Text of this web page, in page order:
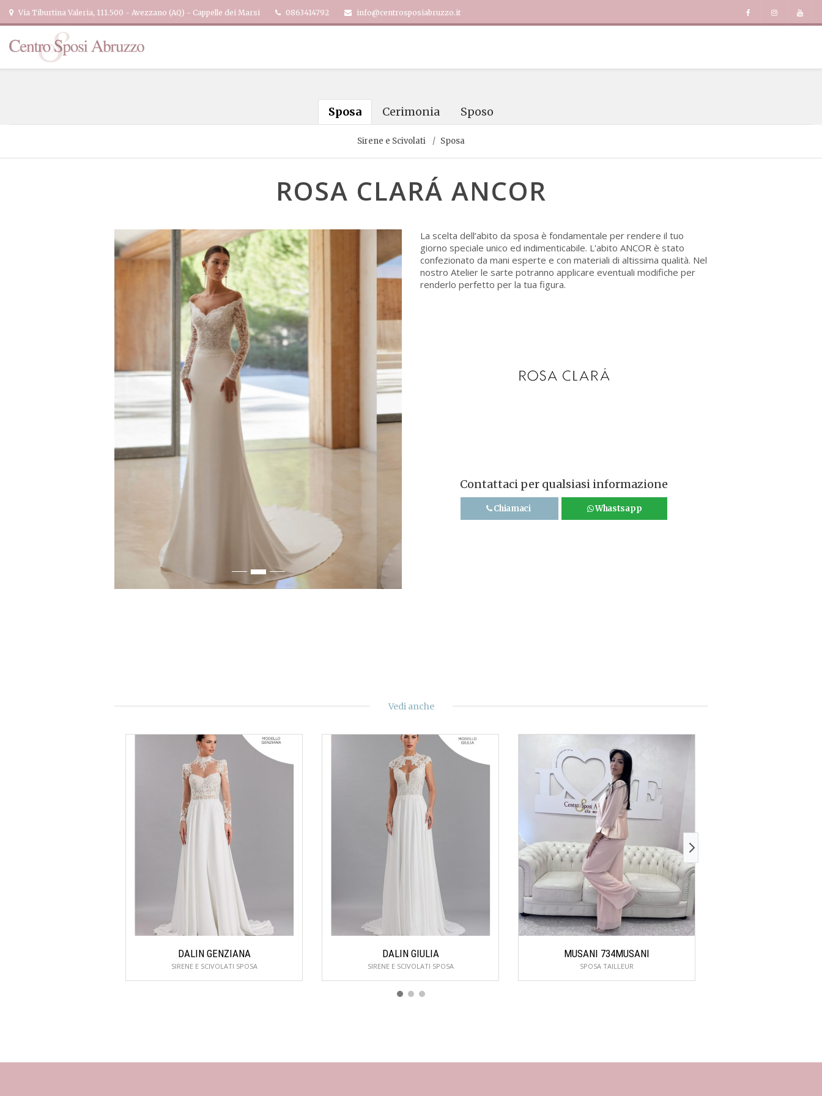
Via Tiburtina Valeria, 111.500 - Avezzano (AQ) - Cappelle dei Marsi 0863414792 info@centrosposiabruzzo.it
Sposa Cerimonia Sposo
Sirene e Scivolati Sposa
ROSA CLARÁ ANCOR
La scelta dell’abito da sposa è fondamentale per rendere il tuo
giorno speciale unico ed indimenticabile. L'abito ANCOR è stato
confezionato da mani esperte e con materiali di altissima qualità. Nel
nostro Atelier le sarte potranno applicare eventuali modifiche per
renderlo perfetto per la tua figura.
Contattaci per qualsiasi informazione
Chiamaci Whastsapp
Vedi anche
DALIN GENZIANA
SIRENE E SCIVOLATI SPOSA
DALIN GIULIA
SIRENE E SCIVOLATI SPOSA
MUSANI 734MUSANI
SPOSA TAILLEUR